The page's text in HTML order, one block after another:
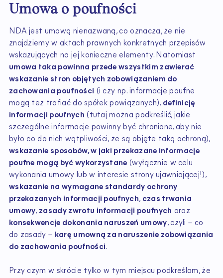
Umowa o poufności
NDA jest umową nienazwaną, co oznacza, że nie
znajdziemy w aktach prawnych konkretnych przepisów
wskazujących na jej konieczne elementy. Natomiast
umowa taka powinna przede wszystkim zawierać
wskazanie stron objętych zobowiązaniem do
zachowania poufności (i czy np. informacje poufne
mogą też trafiać do spółek powiązanych), definicję
informacji poufnych (tutaj można podkreślić, jakie
szczególne informacje powinny być chronione, aby nie
było co do nich wątpliwości, że są objęte taką ochroną),
wskazanie sposobów, w jaki przekazane informacje
poufne mogą być wykorzystane (wyłącznie w celu
wykonania umowy lub w interesie strony ujawniającej!),
wskazanie na wymagane standardy ochrony
przekazanych informacji poufnych, czas trwania
umowy, zasady zwrotu informacji poufnych oraz
konsekwencje dokonania naruszeń umowy, czyli – co
do zasady – karę umowną za naruszenie zobowiązania
do zachowania poufności.
Przy czym w skrócie tylko w tym miejscu podkreślam, że